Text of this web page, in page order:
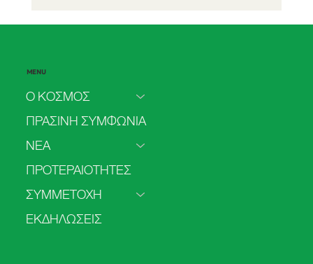
τα δεδομένα στις πολιτικές δεσμεύσεις.
Τα πρώτα αποτελέσματα της δημόσιας
MENU
Ο ΚΟΣΜΟΣ
ΠΡΑΣΙΝΗ ΣΥΜΦΩΝΙΑ
ΝΕΑ
ΠΡΟΤΕΡΑΙΟΤΗΤΕΣ
ΣΥΜΜΕΤΟΧΗ
ΕΚΔΗΛΩΣΕΙΣ